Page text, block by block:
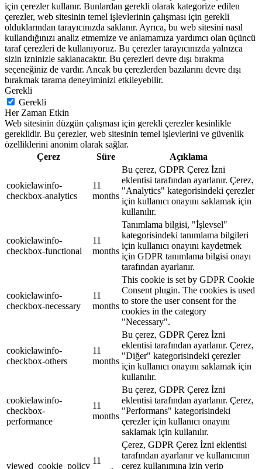
için çerezler kullanır. Bunlardan gerekli olarak kategorize edilen
çerezler, web sitesinin temel işlevlerinin çalışması için gerekli
olduklarından tarayıcınızda saklanır. Ayrıca, bu web sitesini nasıl
kullandığınızı analiz etmemize ve anlamamıza yardımcı olan üçüncü
taraf çerezleri de kullanıyoruz. Bu çerezler tarayıcınızda yalnızca
sizin izninizle saklanacaktır. Bu çerezleri devre dışı bırakma
seçeneğiniz de vardır. Ancak bu çerezlerden bazılarını devre dışı
bırakmak tarama deneyiminizi etkileyebilir.
Gerekli
Gerekli
Her Zaman Etkin
Web sitesinin düzgün çalışması için gerekli çerezler kesinlikle
gereklidir. Bu çerezler, web sitesinin temel işlevlerini ve güvenlik
özelliklerini anonim olarak sağlar.
Çerez
Süre Açıklama
cookielawinfo-
checkbox-analytics
11
months
Bu çerez, GDPR Çerez İzni
eklentisi tarafından ayarlanır. Çerez,
"Analytics" kategorisindeki çerezler
için kullanıcı onayını saklamak için
kullanılır.
cookielawinfo-
checkbox-functional
11
months
Tanımlama bilgisi, "İşlevsel"
kategorisindeki tanımlama bilgileri
için kullanıcı onayını kaydetmek
için GDPR tanımlama bilgisi onayı
tarafından ayarlanır.
cookielawinfo-
checkbox-necessary
11
months
This cookie is set by GDPR Cookie
Consent plugin. The cookies is used
to store the user consent for the
cookies in the category
"Necessary".
cookielawinfo-
checkbox-others
11
months
Bu çerez, GDPR Çerez İzni
eklentisi tarafından ayarlanır. Çerez,
"Diğer" kategorisindeki çerezler
için kullanıcı onayını saklamak için
kullanılır.
cookielawinfo-
checkbox-
performance
11
months
Bu çerez, GDPR Çerez İzni
eklentisi tarafından ayarlanır. Çerez,
"Performans" kategorisindeki
çerezler için kullanıcı onayını
saklamak için kullanılır.
viewed_cookie_policy
11
Çerez, GDPR Çerez İzni eklentisi
tarafından ayarlanır ve kullanıcının
çerez kullanımına izin verip